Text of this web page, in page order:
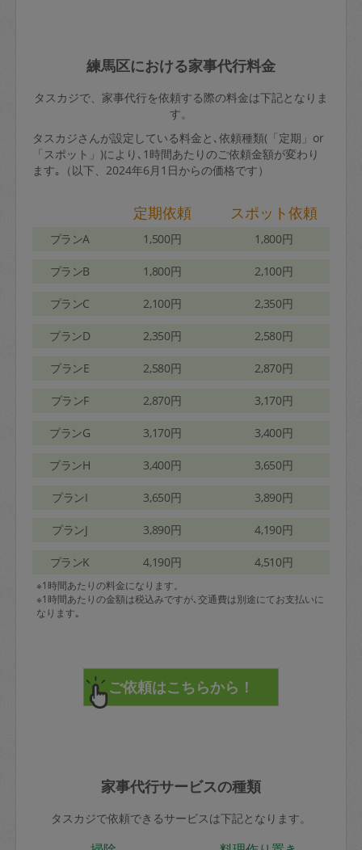
練馬区における家事代行料金
タスカジで、家事代行を依頼する際の料金は下記となりま
す。
タスカジさんが設定している料金と､依頼種類(「定期」or
「スポット」)により､1時間あたりのご依頼金額が変わり
ます｡（以下、2024年6月1日からの価格です）
定期依頼 スポット依頼
プランA 1,500円 1,800円
プランB 1,800円 2,100円
プランC 2,100円 2,350円
プランD 2,350円 2,580円
プランE 2,580円 2,870円
プランF 2,870円 3,170円
プランG 3,170円 3,400円
プランH 3,400円 3,650円
プランI 3,650円 3,890円
プランJ 3,890円 4,190円
プランK 4,190円 4,510円
※1時間あたりの料金になります。
※1時間あたりの金額は税込みですが､交通費は別途にてお支払いに
なります｡
家事代行サービスの種類
タスカジで依頼できるサービスは下記となります。